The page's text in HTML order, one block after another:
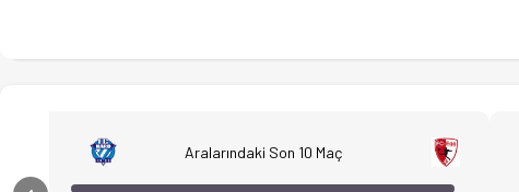
Aralarındaki Son 10 Maç